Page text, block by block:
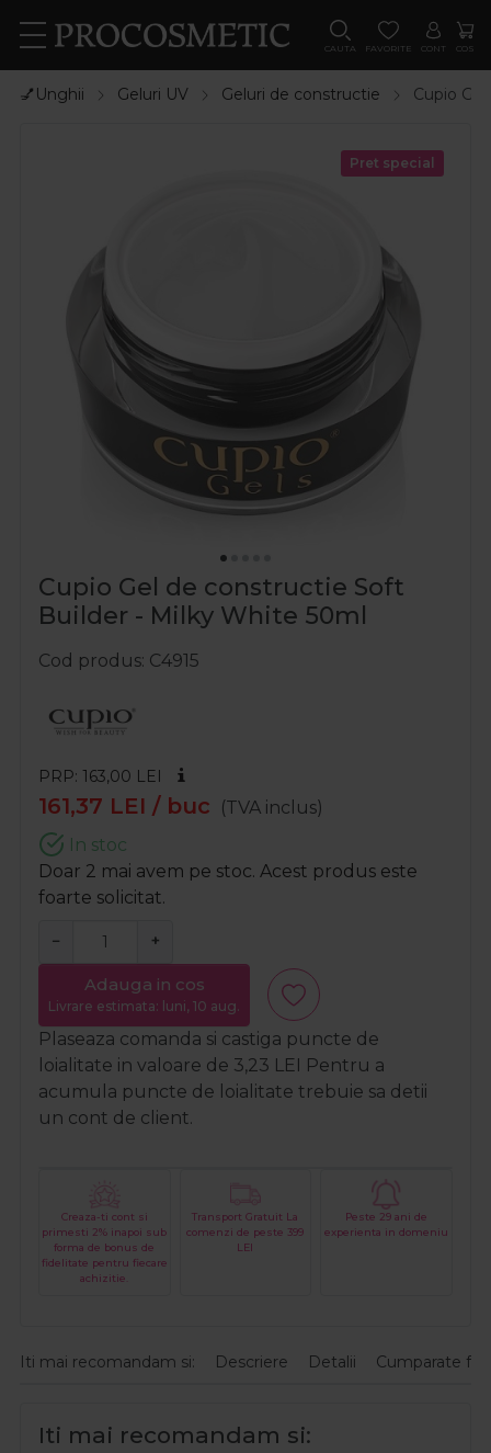
CAUTA FAVORITE CONT COS
💅Unghii Geluri UV Geluri de constructie Cupio
Pret special
Cupio Gel de constructie Soft
Builder - Milky White 50ml
Cod produs C4915
PRP: 163,00 LEI
161,37 LEI / buc
(TVA inclus)
In stoc
Doar 2 mai avem pe stoc. Acest produs este
foarte solicitat.
− +
Adauga in cos
Livrare estimata: luni, 10 aug.
Plaseaza comanda si castiga puncte de
loialitate in valoare de 3,23 LEI Pentru a
acumula puncte de loialitate trebuie sa detii
un cont de client.
Creaza-ti cont si
primesti 2% inapoi sub
forma de bonus de
fidelitate pentru fiecare
achizitie.
Transport Gratuit La
comenzi de peste 399
LEI
Peste 29 ani de
experienta in domeniu
Iti mai recomandam si: Descriere Detalii Cumparate
Iti mai recomandam si: